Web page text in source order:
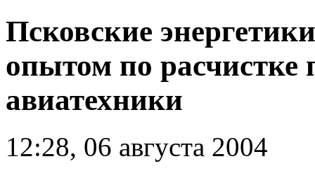
Псковские
опытом по расчистке
авиатехники
12:28, 06 августа 2004